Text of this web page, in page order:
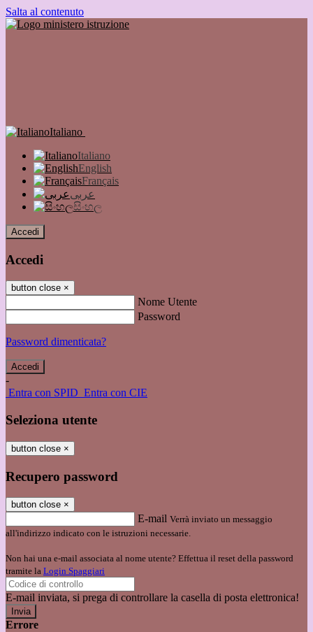
Salta al contenuto
Italiano
Italiano
English
Français
عربى
සිංහල
Accedi
Accedi
button close ×
Nome Utente
Password
Password dimenticata?
-
Entra con SPID Entra con CIE
Seleziona utente
button close ×
Recupero password
button close ×
E-mail Verrà inviato un messaggio
all'indirizzo indicato con le istruzioni necessarie.
Non hai una e-mail associata al nome utente? Effettua il reset della password
tramite la Login Spaggiari
E-mail inviata, si prega di controllare la casella di posta elettronica!
Errore